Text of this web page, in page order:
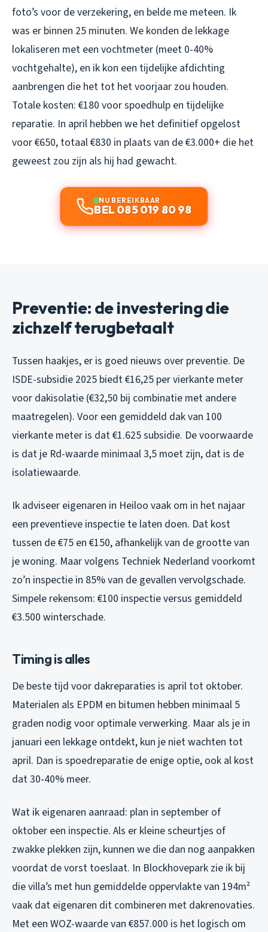
foto’s voor de verzekering, en belde me meteen. Ik
was er binnen 25 minuten. We konden de lekkage
lokaliseren met een vochtmeter (meet 0-40%
vochtgehalte), en ik kon een tijdelijke afdichting
aanbrengen die het tot het voorjaar zou houden.
Totale kosten: €180 voor spoedhulp en tijdelijke
reparatie. In april hebben we het definitief opgelost
voor €650, totaal €830 in plaats van de €3.000+ die het
geweest zou zijn als hij had gewacht.
NU BEREIKBAAR
BEL 085 019 80 98
Preventie: de investering die
zichzelf terugbetaalt
Tussen haakjes, er is goed nieuws over preventie. De
ISDE-subsidie 2025 biedt €16,25 per vierkante meter
voor dakisolatie (€32,50 bij combinatie met andere
maatregelen). Voor een gemiddeld dak van 100
vierkante meter is dat €1.625 subsidie. De voorwaarde
is dat je Rd-waarde minimaal 3,5 moet zijn, dat is de
isolatiewaarde.
Ik adviseer eigenaren in Heiloo vaak om in het najaar
een preventieve inspectie te laten doen. Dat kost
tussen de €75 en €150, afhankelijk van de grootte van
je woning. Maar volgens Techniek Nederland voorkomt
zo’n inspectie in 85% van de gevallen vervolgschade.
Simpele rekensom: €100 inspectie versus gemiddeld
€3.500 winterschade.
Timing is alles
De beste tijd voor dakreparaties is april tot oktober.
Materialen als EPDM en bitumen hebben minimaal 5
graden nodig voor optimale verwerking. Maar als je in
januari een lekkage ontdekt, kun je niet wachten tot
april. Dan is spoedreparatie de enige optie, ook al kost
dat 30-40% meer.
Wat ik eigenaren aanraad: plan in september of
oktober een inspectie. Als er kleine scheurtjes of
zwakke plekken zijn, kunnen we die dan nog aanpakken
voordat de vorst toeslaat. In Blockhovepark zie ik bij
die villa’s met hun gemiddelde oppervlakte van 194m²
vaak dat eigenaren dit combineren met dakrenovaties.
Met een WOZ-waarde van €857.000 is het logisch om